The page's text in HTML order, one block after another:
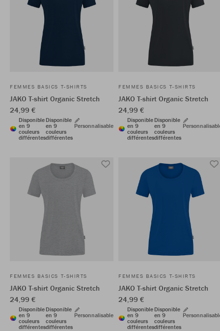
FEMMES BASICS T-SHIRTS
JAKO T-shirt Organic Stretch
24,99 €
Disponible
en 9
couleurs
différentes
Disponible
en 9
couleurs
différentes
Personnalisable
FEMMES BASICS T-SHIRTS
JAKO T-shirt Organic Stretch
24,99 €
Disponible
en 9
couleurs
différentes
Disponible
en 9
couleurs
différentes
FEMMES BASICS T-SHIRTS
JAKO T-shirt Organic Stretch
24,99 €
Disponible
en 9
couleurs
différentes
Disponible
en 9
couleurs
différentes
Personnalisable
FEMMES BASICS T-SHIRTS
JAKO T-shirt Organic Stretch
24,99 €
Disponible
en 9
couleurs
différentes
Disponible
en 9
couleurs
différentes